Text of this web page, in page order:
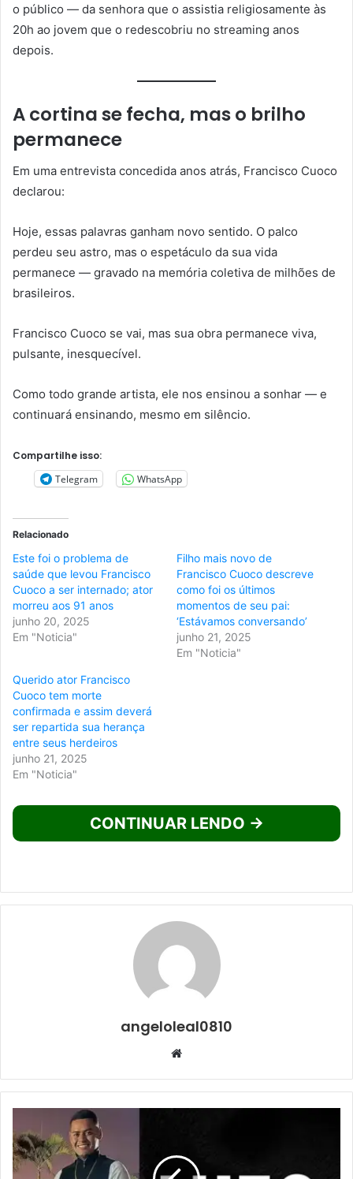
o público — da senhora que o assistia religiosamente às
20h ao jovem que o redescobriu no streaming anos
depois.
A cortina se fecha, mas o brilho
permanece
Em uma entrevista concedida anos atrás, Francisco Cuoco
declarou:
Hoje, essas palavras ganham novo sentido. O palco
perdeu seu astro, mas o espetáculo da sua vida
permanece — gravado na memória coletiva de milhões de
brasileiros.
Francisco Cuoco se vai, mas sua obra permanece viva,
pulsante, inesquecível.
Como todo grande artista, ele nos ensinou a sonhar — e
continuará ensinando, mesmo em silêncio.
Compartilhe isso:
Telegram
WhatsApp
Relacionado
Este foi o problema de
saúde que levou Francisco
Cuoco a ser internado; ator
morreu aos 91 anos
junho 20, 2025
Em "Noticia"
Filho mais novo de
Francisco Cuoco descreve
como foi os últimos
momentos de seu pai:
‘Estávamos conversando’
junho 21, 2025
Em "Noticia"
Querido ator Francisco
Cuoco tem morte
confirmada e assim deverá
ser repartida sua herança
entre seus herdeiros
junho 21, 2025
Em "Noticia"
CONTINUAR LENDO →
angeloleal0810
Website